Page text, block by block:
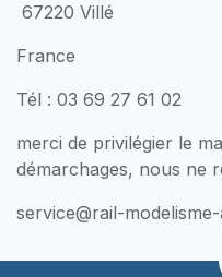
67220 Villé
France
Tél : 03 69 27 61 02
merci de privilégier le
démarchages, nous ne
service@rail-